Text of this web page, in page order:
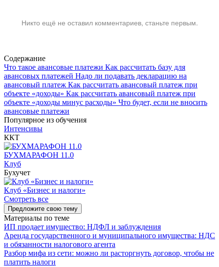
Никто ещё не оставил комментариев, станьте первым.
Содержание
Что такое авансовые платежи Как рассчитать базу для
авансовых платежей Надо ли подавать декларацию на
авансовый платеж Как рассчитать авансовый платеж при
объекте «доходы» Как рассчитать авансовый платеж при
объекте «доходы минус расходы» Что будет, если не вносить
авансовые платежи
Популярное из обучения
Интенсивы
ККТ
БУХМАРАФОН 11.0
Клуб
Бухучет
Клуб «Бизнес и налоги»
Смотреть все
Предложите свою тему
Материалы по теме
ИП продает имущество: НДФЛ и заблуждения
Аренда государственного и муниципального имущества: НДС
и обязанности налогового агента
Разбор мифа из сети: можно ли расторгнуть договор, чтобы не
платить налоги